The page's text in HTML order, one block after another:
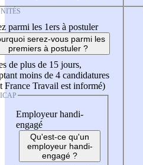
parmi les 1ers à postuler
serez-vous parmi les
premiers à postuler ?
de plus de 15 jours,
moins de 4 candidatures
France Travail est informé)
Employeur handi-
engagé
Qu'est-ce qu'un
employeur handi-
engagé ?